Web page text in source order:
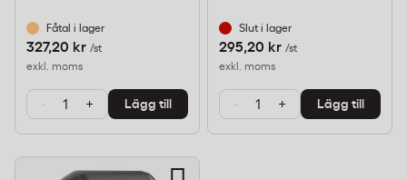
Fåtal i lager
327,20 kr /st
exkl. moms
- + Lägg till
Slut i lager
295,20 kr /st
exkl. moms
- + Lägg till